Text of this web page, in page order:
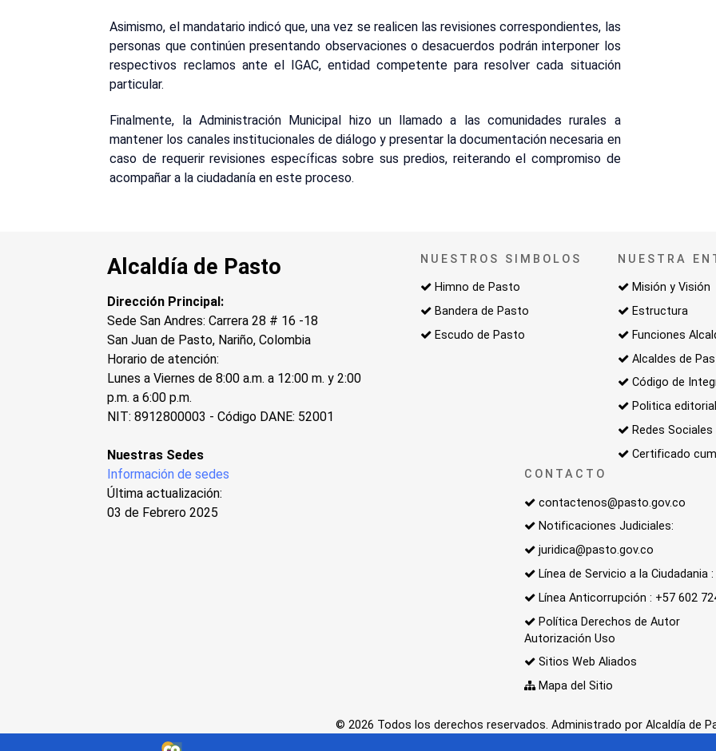
Asimismo, el mandatario indicó que, una vez se realicen las revisiones correspondientes, las
personas que continúen presentando observaciones o desacuerdos podrán interponer los
respectivos reclamos ante el IGAC, entidad competente para resolver cada situación
particular.
Finalmente, la Administración Municipal hizo un llamado a las comunidades rurales a
mantener los canales institucionales de diálogo y presentar la documentación necesaria en
caso de requerir revisiones específicas sobre sus predios, reiterando el compromiso de
acompañar a la ciudadanía en este proceso.
Alcaldía de Pasto
Dirección Principal:
Sede San Andres: Carrera 28 # 16 -18
San Juan de Pasto, Nariño, Colombia
Horario de atención:
Lunes a Viernes de 8:00 a.m. a 12:00 m. y 2:00
p.m. a 6:00 p.m.
NIT: 8912800003 - Código DANE: 52001
Nuestras Sedes
Información de sedes
Última actualización:
03 de Febrero 2025
NUESTROS SIMBOLOS
Himno de Pasto
Bandera de Pasto
Escudo de Pasto
NUESTRA
Misión y Visión
Estructura
Funciones
Alcaldes de
Código de
Politica editorial
Redes Sociales
Certificado
CONTACTO
contactenos@pasto.gov.co
Notificaciones Judiciales:
juridica@pasto.gov.co
Línea de Servicio a la Ciudadania
Línea Anticorrupción : +57 602
Política Derechos de Autor
Autorización Uso
Sitios Web Aliados
Mapa del Sitio
© 2026 Todos los derechos reservados. Administrado por Alcaldía de